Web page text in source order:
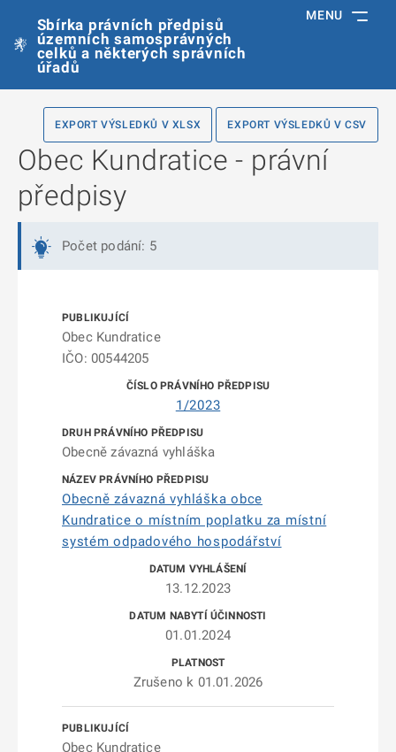
Sbírka právních předpisů
územních samosprávných
celků a některých správních
úřadů
MENU
EXPORT VÝSLEDKŮ V XLSX EXPORT VÝSLEDKŮ V CSV
Obec Kundratice - právní
předpisy
Počet podání: 5
Obec Kundratice
IČO: 00544205
1/2023
Obecně závazná vyhláška
Obecně závazná vyhláška obce
Kundratice o místním poplatku za místní
systém odpadového hospodářství
13.12.2023
01.01.2024
Zrušeno k 01.01.2026
Obec Kundratice